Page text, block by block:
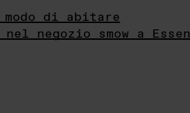
di abitare
negozio smow a Essen